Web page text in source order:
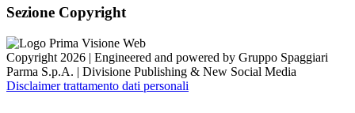
Sezione Copyright
Copyright 2026 | Engineered and powered by Gruppo Spaggiari
Parma S.p.A. | Divisione Publishing & New Social Media
Disclaimer trattamento dati personali